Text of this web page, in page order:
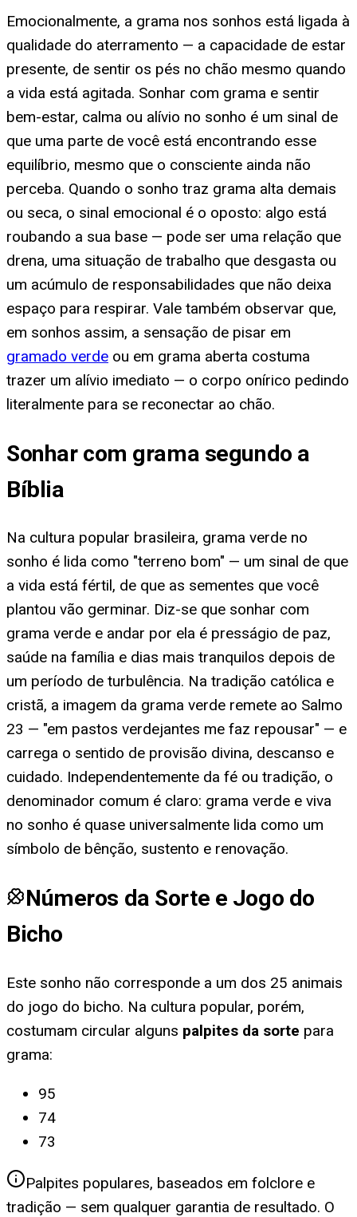
Emocionalmente, a grama nos sonhos está ligada à
qualidade do aterramento — a capacidade de estar
presente, de sentir os pés no chão mesmo quando
a vida está agitada. Sonhar com grama e sentir
bem-estar, calma ou alívio no sonho é um sinal de
que uma parte de você está encontrando esse
equilíbrio, mesmo que o consciente ainda não
perceba. Quando o sonho traz grama alta demais
ou seca, o sinal emocional é o oposto: algo está
roubando a sua base — pode ser uma relação que
drena, uma situação de trabalho que desgasta ou
um acúmulo de responsabilidades que não deixa
espaço para respirar. Vale também observar que,
em sonhos assim, a sensação de pisar em
gramado verde ou em grama aberta costuma
trazer um alívio imediato — o corpo onírico pedindo
literalmente para se reconectar ao chão.
Sonhar com grama segundo a
Bíblia
Na cultura popular brasileira, grama verde no
sonho é lida como "terreno bom" — um sinal de que
a vida está fértil, de que as sementes que você
plantou vão germinar. Diz-se que sonhar com
grama verde e andar por ela é presságio de paz,
saúde na família e dias mais tranquilos depois de
um período de turbulência. Na tradição católica e
cristã, a imagem da grama verde remete ao Salmo
23 — "em pastos verdejantes me faz repousar" — e
carrega o sentido de provisão divina, descanso e
cuidado. Independentemente da fé ou tradição, o
denominador comum é claro: grama verde e viva
no sonho é quase universalmente lida como um
símbolo de bênção, sustento e renovação.
Números da Sorte e Jogo do
Bicho
Este sonho não corresponde a um dos 25 animais
do jogo do bicho. Na cultura popular, porém,
costumam circular alguns palpites da sorte para
grama:
95
74
73
Palpites populares, baseados em folclore e
tradição — sem qualquer garantia de resultado. O